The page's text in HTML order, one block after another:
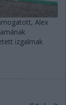
Alex
izgalmak